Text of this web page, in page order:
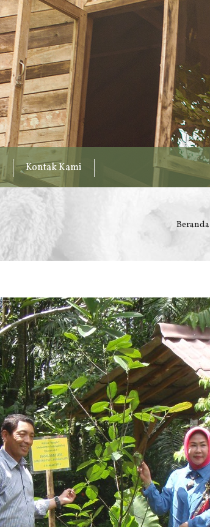
Kontak Kami
Beranda